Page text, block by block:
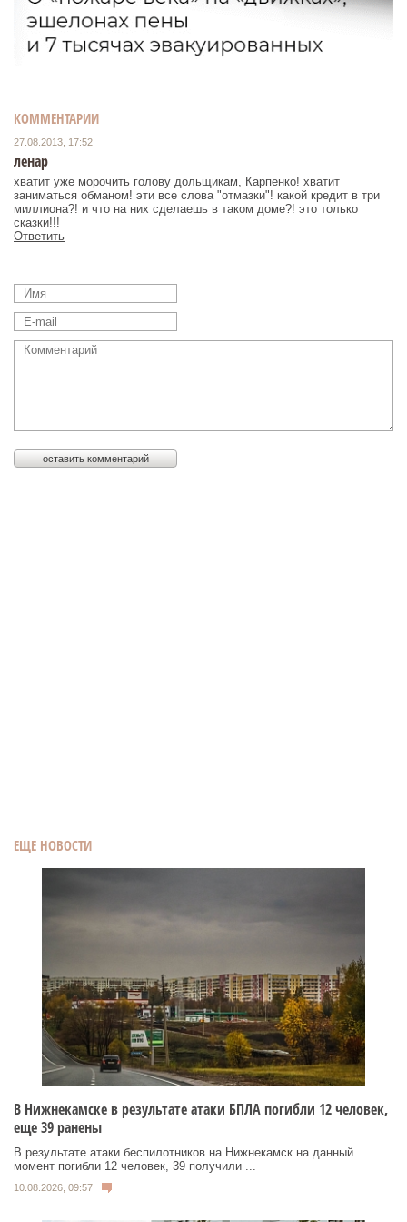
ЕЩЕ НОВОСТИ
В Нижнекамске в результате атаки БПЛА погибли 12 человек,
еще 39 ранены
В результате атаки беспилотников на Нижнекамск на данный
момент погибли 12 человек, 39 получили ...
10.08.2026, 09:57
КОММЕНТАРИИ
27.08.2013, 17:52
ленар
хватит уже морочить голову дольщикам, Карпенко! хватит
заниматься обманом! эти все слова "отмазки"! какой кредит в три
миллиона?! и что на них сделаешь в таком доме?! это только
сказки!!!
Ответить